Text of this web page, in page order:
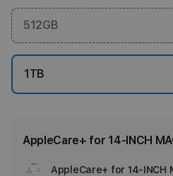
512GB
1TB
AppleCare+ for 14-INCH
AppleCare+ for 14-INCH